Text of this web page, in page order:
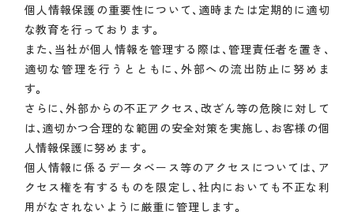
個人情報保護の重要性について、適時または定期的に適切
な教育を行っております。
また、当社が個人情報を管理する際は、管理責任者を置き、
適切な管理を行うとともに、外部への流出防止に努めま
す。
さらに、外部からの不正アクセス、改ざん等の危険に対して
は、適切かつ合理的な範囲の安全対策を実施し、お客様の個
人情報保護に努めます。
個人情報に係るデータベース等のアクセスについては、ア
クセス権を有するものを限定し、社内においても不正な利
用がなされないように厳重に管理します。